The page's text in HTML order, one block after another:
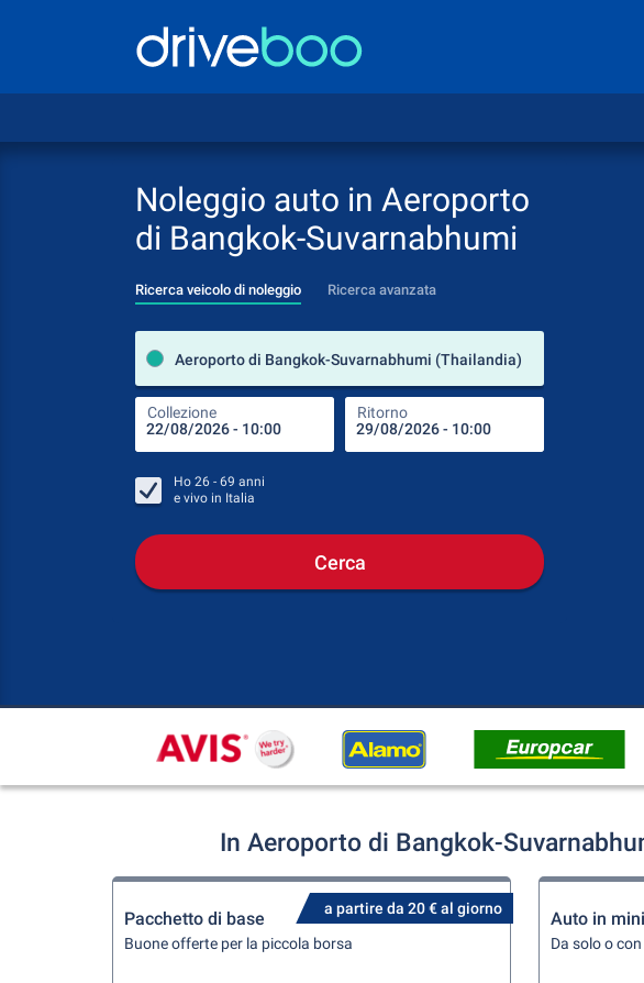
Noleggio auto in Aeroporto
di Bangkok-Suvarnabhumi
Ricerca veicolo di noleggio Ricerca avanzata
Aeroporto di Bangkok-Suvarnabhumi (Thailandia)
Collezione Ritorno
Luogo del
Luogo di
Ho 26 - 69 anni
e vivo in Italia
Cerca
In Aeroporto di Bangkok-
a partire da 20 € al giorno
Pacchetto di base
Buone offerte per la piccola borsa
Auto in
Da solo o